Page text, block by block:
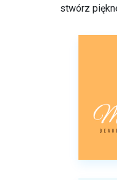
stwórz